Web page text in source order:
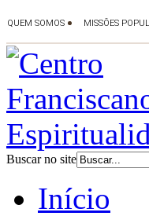
Buscar no site
Início